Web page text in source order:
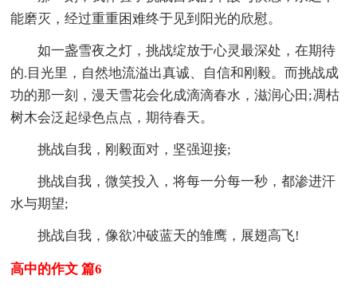
能磨灭，经过重重困难终于见到阳光的欣慰。
如一盏雪夜之灯，挑战绽放于心灵最深处，在期待
的.目光里，自然地流溢出真诚、自信和刚毅。而挑战成
功的那一刻，漫天雪花会化成滴滴春水，滋润心田;凋枯
树木会泛起绿色点点，期待春天。
挑战自我，刚毅面对，坚强迎接;
挑战自我，微笑投入，将每一分每一秒，都渗进汗
水与期望;
挑战自我，像欲冲破蓝天的雏鹰，展翅高飞!
高中的作文 篇6